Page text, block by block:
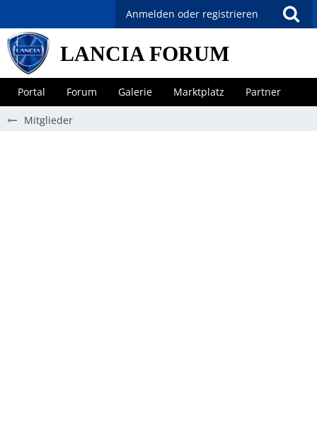
Anmelden oder registrieren
LANCIA FORUM
Portal Forum Galerie Marktplatz Partner
Mitglieder